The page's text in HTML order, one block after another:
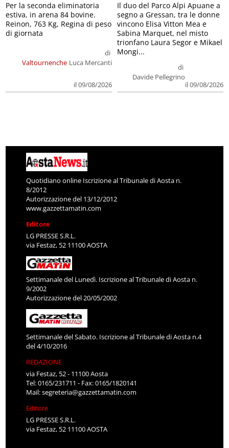
Valtournenche
di
Luca Mercanti
il 09/08/2026
Per la seconda eliminatoria
estiva, in arena 84 bovine.
Reinon, 763 Kg, Regina di peso
di giornata
di
Davide Pellegrino
il 09/08/2026
Il duo del Parco Alpi Apuane a
segno a Gressan, tra le donne
vincono Elisa Vitton Mea e
Sabina Marquet, nel misto
trionfano Laura Segor e Mikael
Mongi...
Quotidiano online Iscrizione al Tribunale di Aosta n.
8/2012
Autorizzazione del 13/12/2012
www.gazzettamatin.com
Editore
LG PRESSE S.R.L.
via Festaz, 52 11100 AOSTA
Settimanale del Lunedì. Iscrizione al Tribunale di Aosta n.
9/2002
Autorizzazione del 20/05/2002
Settimanale del Sabato. Iscrizione al Tribunale di Aosta n.4
del 4/10/2016
REDAZIONE
via Festaz, 52 - 11100 Aosta
Tel: 0165/231711 - Fax: 0165/1820141
Mail:segreteria@gazzettamatin.com
Editore
LG PRESSE S.R.L.
via Festaz, 52 11100 AOSTA